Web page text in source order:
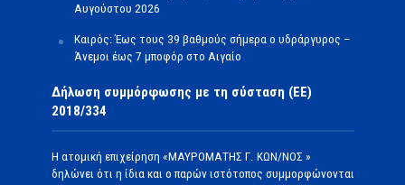
Αυγούστου 2026
Καιρός: Έως τους 39 βαθμούς σήμερα ο υδράργυρος –
Άνεμοι έως 7 μποφόρ στο Αιγαίο
Δήλωση συμμόρφωσης με τη σύσταση (ΕΕ)
2018/334
Η ατομική επιχείρηση «ΜΑΥΡΟΜΑΤΗΣ Γ. ΚΩΝ/ΝΟΣ »
δηλώνει ότι η ίδια και ο παρών ιστότοπος συμμορφώνονται